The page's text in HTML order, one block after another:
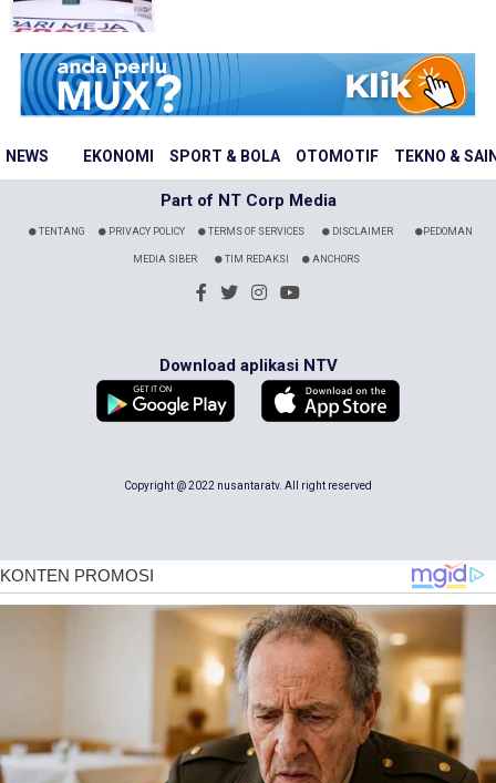
NEWS EKONOMI SPORT & BOLA OTOMOTIF TEKNO &
Part of NT Corp Media
TENTANG PRIVACY POLICY TERMS OF SERVICES DISCLAIMER PEDOMAN
MEDIA SIBER TIM REDAKSI ANCHORS
Download aplikasi NTV
Copyright @ 2022 nusantaratv. All right reserved